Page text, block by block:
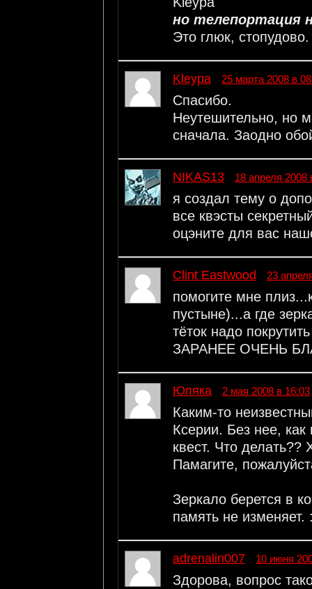
но телепортация
Это глюк,
Kleypa 25 марта 2008 в
Спасибо.
Неутешительно, но
сначала. Заодно
NIKAS13 18 апреля 2008
я создал тему о
все квэсты
оцэните для вас
Clint Eastwood 23
помогите мне
пустыне)...а где
тёток надо
ЗАРАНЕЕ ОЧЕНЬ
Юляка 2 мая 2008 в 16:03
Каким-то
Ксерии. Без нее,
квест. Что делать??
Памагите,
Зеркало берется в
память не изменяет.
adrenalin007 10 июня
Здорова, вопрос